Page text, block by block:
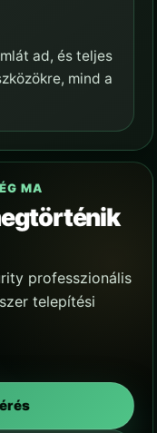
ad, és teljes
mind a
MA
professzionális
telepítési